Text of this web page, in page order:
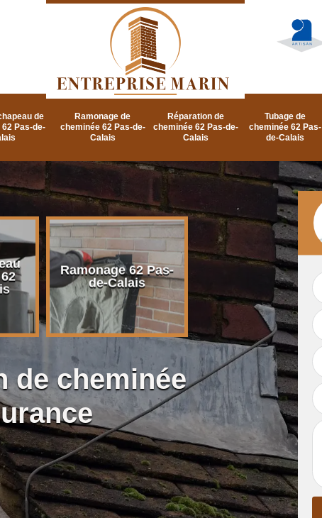
de
Pas-de-
Ramonage de
cheminée 62 Pas-de-
Calais
Réparation de
cheminée 62 Pas-de-
Calais
Tubage de
cheminée 62 Pas-
de-Calais
Ramonage 62 Pas-
de-Calais
Ramonage de
cheminée 62 Pas-
de-Calais
de cheminée